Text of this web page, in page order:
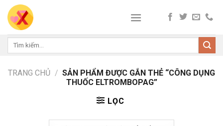
Skip
content
Tìm
TRANG CHỦ / SẢN PHẨM ĐƯỢC GẮN THẺ “CÔNG DỤNG
THUỐC ELTROMBOPAG”
LỌC